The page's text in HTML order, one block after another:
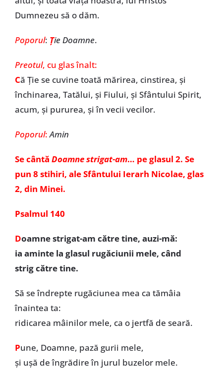
Dumnezeu să o dăm.
Poporul: Ție Doamne.
Preotul, cu glas înalt:
Că Ție se cuvine toată mărirea, cinstirea, și
închinarea, Tatălui, și Fiului, și Sfântului Spirit,
acum, și pururea, și în vecii vecilor.
Poporul:Amin
Se cântă Doamne strigat-am… pe glasul 2. Se
pun 8 stihiri, ale Sfântului Ierarh Nicolae, glas
2, din Minei.
Psalmul 140
Doamne strigat-am către tine, auzi-mă:
ia aminte la glasul rugăciunii mele, când
strig către tine.
Să se îndrepte rugăciunea mea ca tămâia
înaintea ta:
ridicarea mâinilor mele, ca o jertfă de seară.
Pune, Doamne, pază gurii mele,
și ușă de îngrădire în jurul buzelor mele.